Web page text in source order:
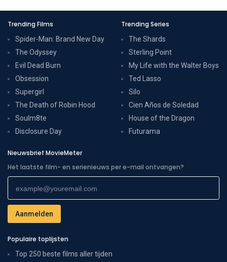
Trending Films
Spider-Man: Brand New Day
The Odyssey
Evil Dead Burn
Obsession
Supergirl
The Death of Robin Hood
Soulm8te
Disclosure Day
Trending Series
The Shards
Sterling Point
My Life with the Walter Boys
Ted Lasso
Silo
Cien Años de Soledad
House of the Dragon
Futurama
Nieuwsbrief MovieMeter
Het laatste film- en serienieuws per e-mail ontvangen?
Populaire toplijsten
Top 250 beste films aller tijden